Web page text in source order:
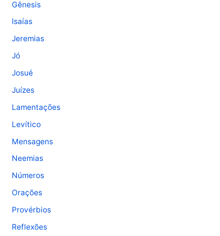
Gênesis
Isaías
Jeremias
Jó
Josué
Juízes
Lamentações
Levítico
Mensagens
Neemias
Números
Orações
Provérbios
Reflexões